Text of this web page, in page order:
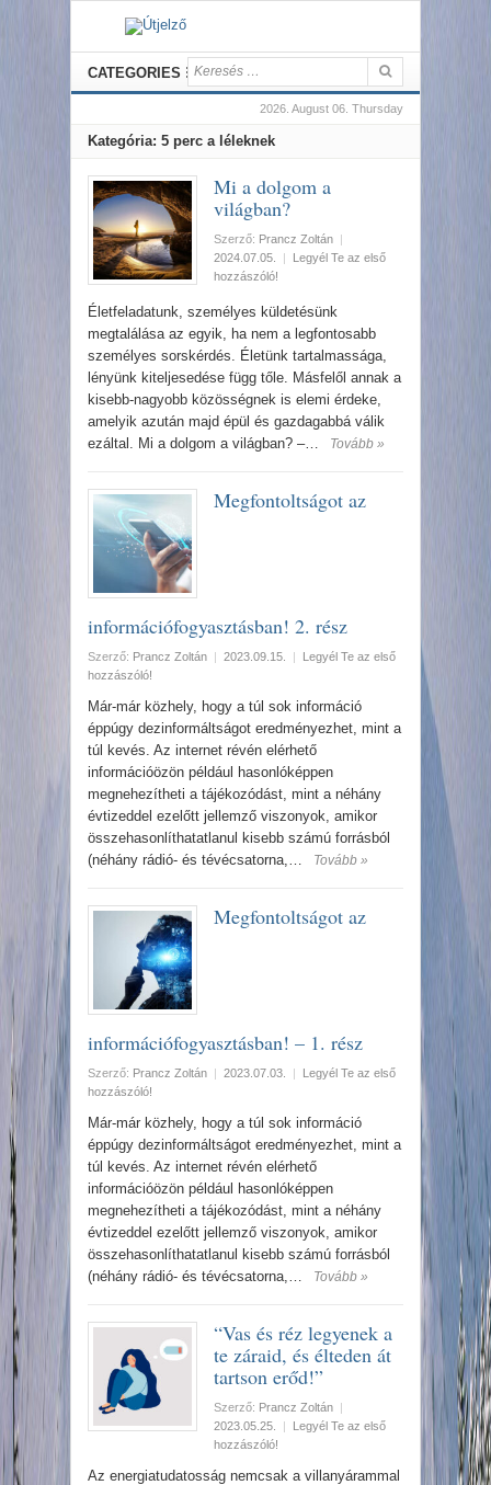
CATEGORIES
2026. August 06. Thursday
Kategória: 5 perc a léleknek
Mi a dolgom a
világban?
Szerző: Prancz Zoltán |
2024.07.05.
|
Legyél Te az első
hozzászóló!
Életfeladatunk, személyes küldetésünk
megtalálása az egyik, ha nem a legfontosabb
személyes sorskérdés. Életünk tartalmassága,
lényünk kiteljesedése függ tőle. Másfelől annak a
kisebb-nagyobb közösségnek is elemi érdeke,
amelyik azután majd épül és gazdagabbá válik
ezáltal. Mi a dolgom a világban? –…
Tovább »
Megfontoltságot az
információfogyasztásban! 2. rész
Szerző: Prancz Zoltán | 2023.09.15. |
Legyél Te az első
hozzászóló!
Már-már közhely, hogy a túl sok információ
éppúgy dezinformáltságot eredményezhet, mint a
túl kevés. Az internet révén elérhető
információözön például hasonlóképpen
megnehezítheti a tájékozódást, mint a néhány
évtizeddel ezelőtt jellemző viszonyok, amikor
összehasonlíthatatlanul kisebb számú forrásból
(néhány rádió- és tévécsatorna,…
Tovább »
Megfontoltságot az
információfogyasztásban! – 1. rész
Szerző: Prancz Zoltán | 2023.07.03. |
Legyél Te az első
hozzászóló!
Már-már közhely, hogy a túl sok információ
éppúgy dezinformáltságot eredményezhet, mint a
túl kevés. Az internet révén elérhető
információözön például hasonlóképpen
megnehezítheti a tájékozódást, mint a néhány
évtizeddel ezelőtt jellemző viszonyok, amikor
összehasonlíthatatlanul kisebb számú forrásból
(néhány rádió- és tévécsatorna,…
Tovább »
“Vas és réz legyenek a
te záraid, és élteden át
tartson erőd!”
Szerző: Prancz Zoltán |
2023.05.25.
|
Legyél Te az első
hozzászóló!
Az energiatudatosság nemcsak a villanyárammal